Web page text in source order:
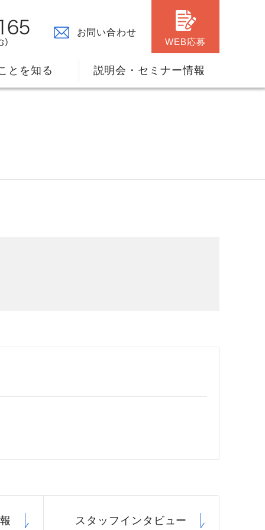
お問い合わせ
WEB応募
厚生
とを知る
データ
説明会・セミナー情報
スタッフ インタビュー